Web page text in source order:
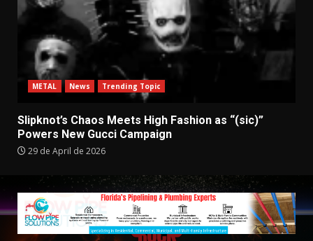
METAL News Trending Topic
Slipknot’s Chaos Meets High Fashion as “(sic)”
Powers New Gucci Campaign
29 de April de 2026